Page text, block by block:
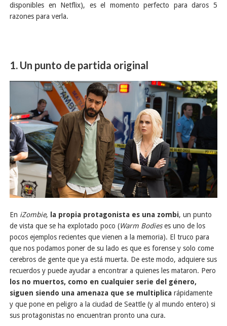
disponibles en Netflix), es el momento perfecto para daros 5
razones para verla.
1. Un punto de partida original
En iZombie, la propia protagonista es una zombi, un punto
de vista que se ha explotado poco (Warm Bodieses uno de los
pocos ejemplos recientes que vienen a la memoria). El truco para
que nos podamos poner de su lado es que es forense y solo come
cerebros de gente que ya está muerta. De este modo, adquiere sus
recuerdos y puede ayudar a encontrar a quienes les mataron. Pero
los no muertos, como en cualquier serie del género,
siguen siendo una amenaza que se multiplica rápidamente
y que pone en peligro a la ciudad de Seattle (y al mundo entero) si
sus protagonistas no encuentran pronto una cura.